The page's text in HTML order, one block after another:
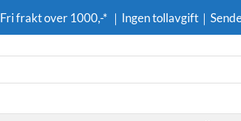
Fri frakt over 1000,-* ｜Ingen tollavgift｜